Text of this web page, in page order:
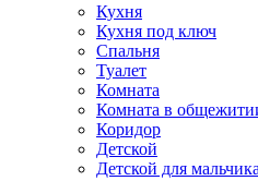
Кухня
Кухня под ключ
Спальня
Туалет
Комната
Комната в
Коридор
Детской
Детской для мальчика